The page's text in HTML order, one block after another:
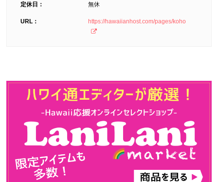
定休日： 無休
URL： https://hawaiianhost.com/pages/koho